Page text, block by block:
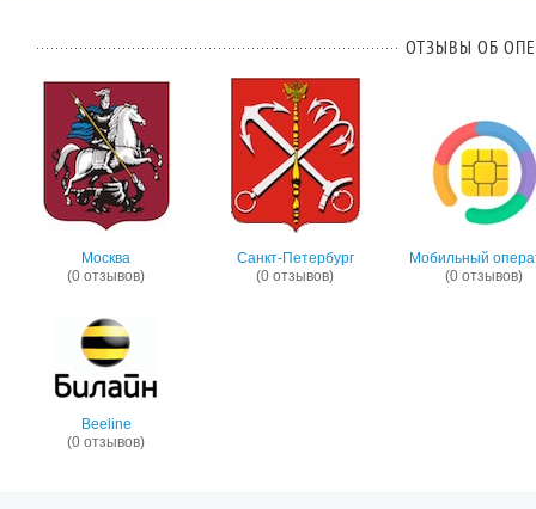
ОТЗЫВЫ ОБ
Москва
(0 отзывов)
Санкт-Петербург
(0 отзывов)
Мобильный
(0 отзывов)
Beeline
(0 отзывов)